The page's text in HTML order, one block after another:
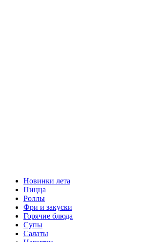
Новинки лета
Пицца
Роллы
Фри и закуски
Горячие блюда
Супы
Салаты